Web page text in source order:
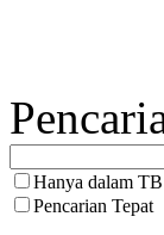
Hanya dalam TB
Pencarian Tepat